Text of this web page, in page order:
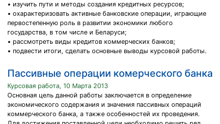
• изучить пути и методы создания кредитных ресурсов;
• охарактеризовать активные банковские операции, играющие
первостепенную роль в развитии экономики любого
государства, в том числе и Беларуси;
• рассмотреть виды кредитов коммерческих банков;
• подвести итоги, сделать основные выводы курсовой работы.
Пассивные операции комерческого банка
Курсовая работа, 10 Марта 2013
Основная цель данной работы заключается в определение
экономического содержания и значения пассивных операций
коммерческого банка, а также особенностей их проведения.